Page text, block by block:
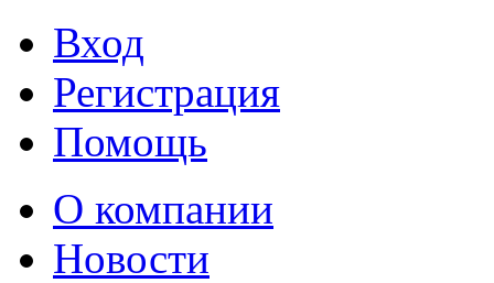
Вход
Регистрация
Помощь
О компании
Новости